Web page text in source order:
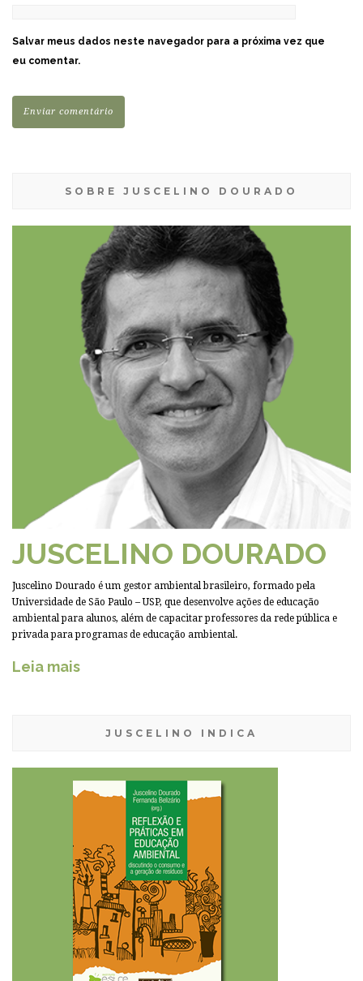
Salvar meus dados neste navegador para a próxima vez que
eu comentar.
SOBRE JUSCELINO DOURADO
JUSCELINO DOURADO
Juscelino Dourado é um gestor ambiental brasileiro, formado pela
Universidade de São Paulo – USP, que desenvolve ações de educação
ambiental para alunos, além de capacitar professores da rede pública e
privada para programas de educação ambiental.
Leia mais
JUSCELINO INDICA